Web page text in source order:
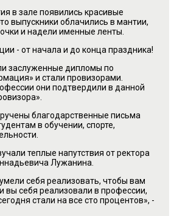
в зале появились красивые
выпускники облачились в мантии,
и надели именные ленты.
- от начала и до конца праздника!
заслуженные дипломы по
и стали провизорами.
они подтвердили в данной
благодарственные письма
в обучении, спорте,
теплые напутствия от ректора
Лужанина.
себя реализовать, чтобы вам
вы себя реализовали в профессии,
стали на все сто процентов», -